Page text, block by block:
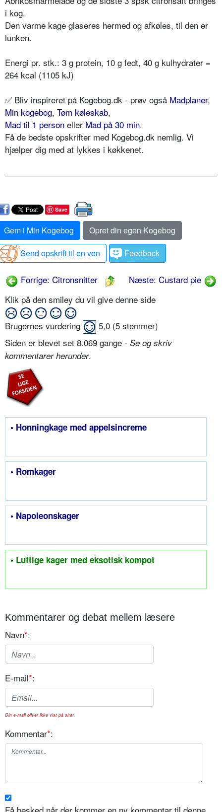
i kog.
Den varme kage glaseres hermed og afkøles, til den er
lunken.
Energi pr. stk.: 3 g protein, 10 g fedt, 40 g kulhydrater =
264 kcal (1105 kJ)
✅ Bliv inspireret på Kogebog.dk - prøv også Madplaner,
Min kogebog, Tøm køleskab,
Mad til 1 person eller Mad på 30 min.
Få de bedste opskrifter med Kogebog.dk nemlig. Vi
hjælper dig med at lykkes i køkkenet.
Save
Gem i Min Kogebog
Opret din egen Kogebog
Send opskrift til en ven
Feedback
Forrige: Citronsnitter
Næste: Custard pie
Klik på den smiley du vil give denne side
Brugernes vurdering 5,0 (5 stemmer)
Siden er blevet set 8.069 gange - Se og skriv
kommentarer herunder.
• Honningkage med appelsincreme
• Romkager
• Napoleonskager
• Luftige kager med eksotisk kompot
Kommentarer og debat mellem læsere
Navn*:
E-mail*:
Din e-mail bliver ikke vist på sitet.
Kommentar*: